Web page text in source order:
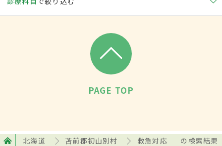
PAGE TOP
北海道 苫前郡初山別村 救急対応 の検索結果